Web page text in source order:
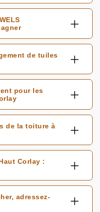
de tuiles
pour les
de la toiture à
Corlay :
adressez-